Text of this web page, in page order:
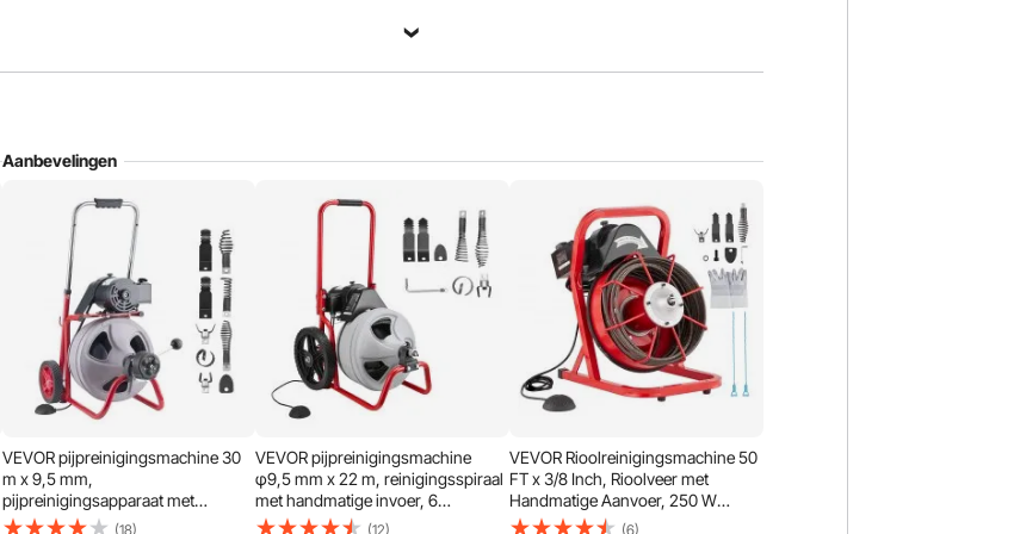
Makkelijk ruilen
Aanbevelingen
VEVOR pijpreinigingsmachine 30
m x 9,5 mm,
pijpreinigingsapparaat met
automatische aanvoer, 8
(18)
VEVOR pijpreinigingsmachine
φ9,5 mm x 22 m, reinigingsspiraal
met handmatige invoer, 6
snijgereedschappen en
(12)
VEVOR Rioolreinigingsmachine 50
FT x 3/8 Inch, Rioolveer met
Handmatige Aanvoer, 250 W
Elektrische Rioolreinigingsmachine
(6)